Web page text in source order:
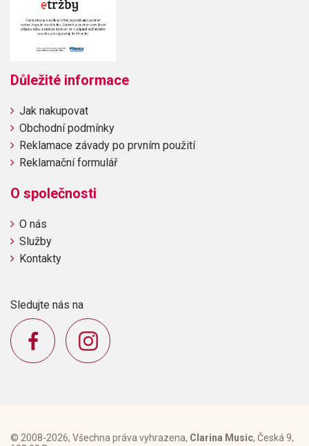
Důležité informace
Jak nakupovat
Obchodní podmínky
Reklamace závady po prvním použití
Reklamační formulář
O společnosti
O nás
Služby
Kontakty
Sledujte nás na
© 2008-2026, Všechna práva vyhrazena, Clarina Music, Česká 9,